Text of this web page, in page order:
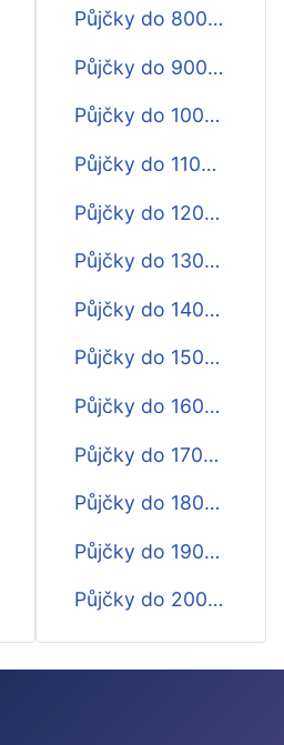
Půjčky do 8000 Kč do výplaty
Půjčky do 9000 Kč do výplaty
Půjčky do 10000 Kč do výplaty
Půjčky do 11000 Kč do výplaty
Půjčky do 12000 Kč do výplaty
Půjčky do 13000 Kč do výplaty
Půjčky do 14000 Kč do výplaty
Půjčky do 15000 Kč do výplaty
Půjčky do 16000 Kč do výplaty
Půjčky do 17000 Kč do výplaty
Půjčky do 18000 Kč do výplaty
Půjčky do 19000 Kč do výplaty
Půjčky do 20000 Kč do výplaty